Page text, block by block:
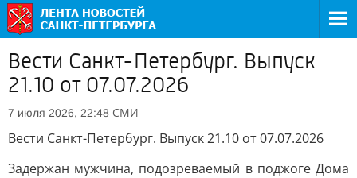
Вести Санкт-Петербург. Выпуск
21.10 от 07.07.2026
7 июля 2026, 22:48 СМИ
Вести Санкт-Петербург. Выпуск 21.10 от 07.07.2026
Задержан мужчина, подозреваемый в поджоге Дома